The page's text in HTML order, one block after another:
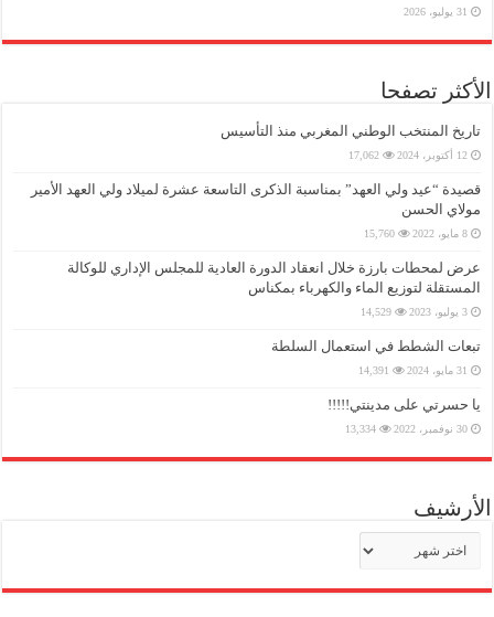
31 يوليو، 2026
الأكثر تصفحا
تاريخ المنتخب الوطني المغربي منذ التأسيس
12 أكتوبر، 2024 17,062
قصيدة “عيد ولي العهد” بمناسبة الذكرى التاسعة عشرة لميلاد ولي العهد الأمير
مولاي الحسن
8 مايو، 2022 15,760
عرض لمحطات بارزة خلال انعقاد الدورة العادية للمجلس الإداري للوكالة
المستقلة لتوزيع الماء والكهرباء بمكناس
3 يوليو، 2023 14,529
تبعات الشطط في استعمال السلطة
31 مايو، 2024 14,391
يا حسرتي على مدينتي!!!!!
30 نوفمبر، 2022 13,334
الأرشيف